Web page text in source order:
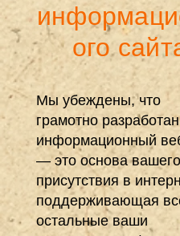
ого
Мы убеждены, что
грамотно
информационный
— это основа вашего
присутствия в
поддерживающая
остальные ваши